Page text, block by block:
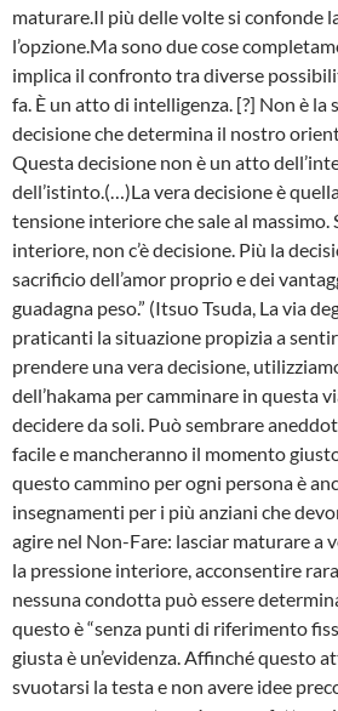
maturare.Il più delle volte si confonde
l’opzione.Ma sono due cose
implica il confronto tra diverse
fa. È un atto di intelligenza. [?] Non è la
decisione che determina il nostro
Questa decisione non è un atto
dell’istinto.(…)La vera decisione è
tensione interiore che sale al massimo.
interiore, non c’è decisione. Più la
sacrificio dell’amor proprio e dei
guadagna peso.” (Itsuo Tsuda, La via
praticanti la situazione propizia a
prendere una vera decisione,
dell’hakama per camminare in questa
decidere da soli. Può sembrare
facile e mancheranno il momento
questo cammino per ogni persona è
insegnamenti per i più anziani che
agire nel Non-Fare: lasciar maturare a
la pressione interiore, acconsentire
nessuna condotta può essere
questo è “senza punti di riferimento
giusta è un’evidenza. Affinché questo
svuotarsi la testa e non avere idee